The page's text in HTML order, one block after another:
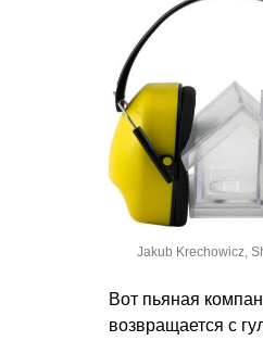
Jakub Krechowicz,
Вот пьяная
возвращается с